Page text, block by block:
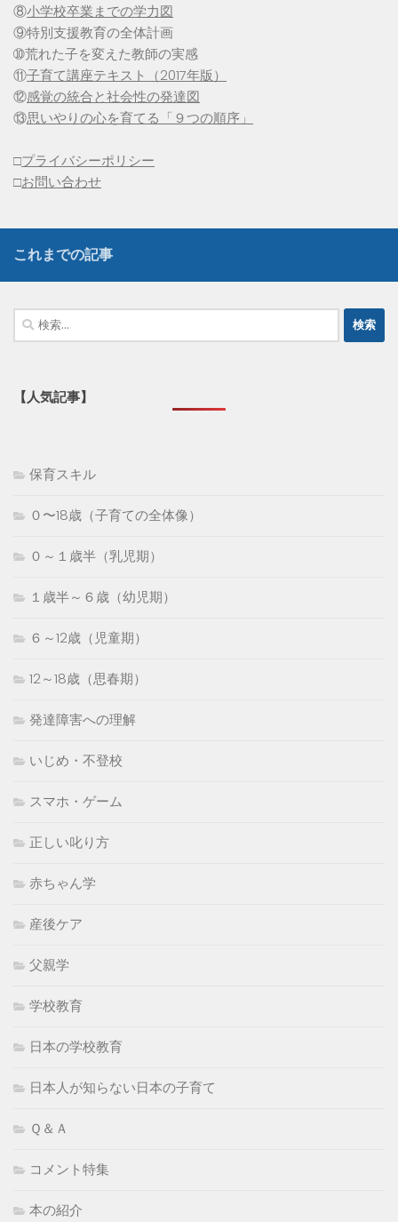
⑧小学校卒業までの学力図
⑨特別支援教育の全体計画
➉荒れた子を変えた教師の実感
⑪子育て講座テキスト（2017年版）
⑫感覚の統合と社会性の発達図
⑬思いやりの心を育てる「９つの順序」
□プライバシーポリシー
□お問い合わせ
これまでの記事
検
索:
【人気記事】
保育スキル
０〜18歳（子育ての全体像）
０～１歳半（乳児期）
１歳半～６歳（幼児期）
６～12歳（児童期）
12～18歳（思春期）
発達障害への理解
いじめ・不登校
スマホ・ゲーム
正しい叱り方
赤ちゃん学
産後ケア
父親学
学校教育
日本の学校教育
日本人が知らない日本の子育て
Ｑ＆Ａ
コメント特集
本の紹介